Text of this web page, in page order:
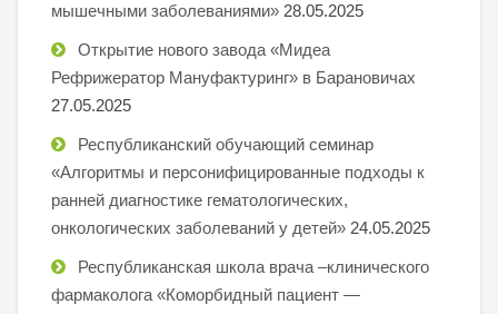
мышечными заболеваниями» 28.05.2025
Открытие нового завода «Мидеа
Рефрижератор Мануфактуринг» в Барановичах
27.05.2025
Республиканский обучающий семинар
«Алгоритмы и персонифицированные подходы к
ранней диагностике гематологических,
онкологических заболеваний у детей» 24.05.2025
Республиканская школа врача –клинического
фармаколога «Коморбидный пациент —